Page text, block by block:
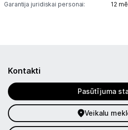
Garantija juridiskai personai: 12
Kontakti
Pasūtījuma
Veikalu